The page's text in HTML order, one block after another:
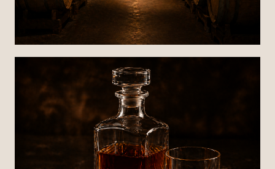
Artisans, domaines et producteurs engagés